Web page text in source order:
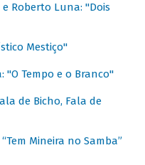
Roberto Luna: "Dois
Mestiço"
"O Tempo e o Branco"
de Bicho, Fala de
Mineira no Samba”